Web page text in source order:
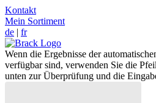
Kontakt
Mein Sortiment
de | fr
Wenn die Ergebnisse der
verfügbar sind, verwenden Sie die
unten zur Überprüfung und die